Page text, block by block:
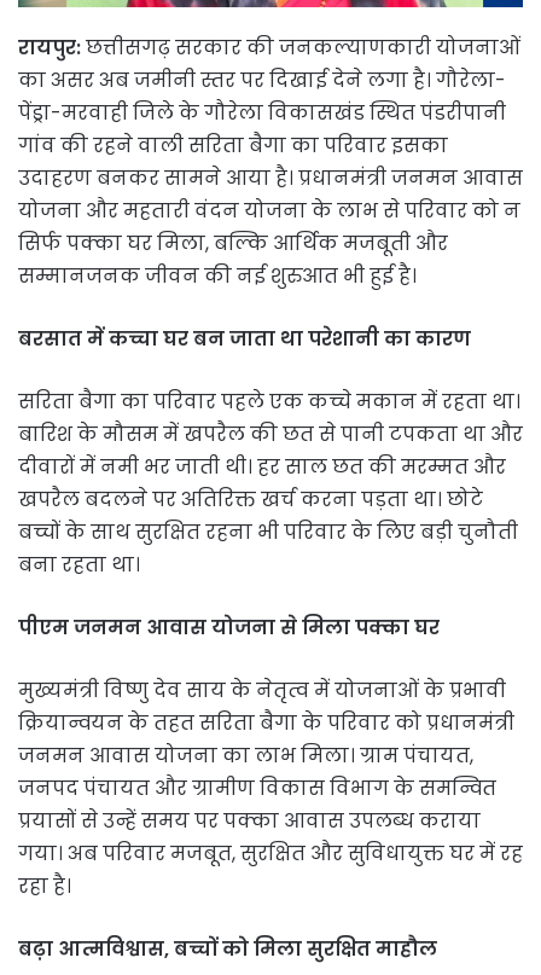
रायपुर:छत्तीसगढ़ सरकार की जनकल्याणकारी योजनाओं
का असर अब जमीनी स्तर पर दिखाई देने लगा है। गौरेला-
पेंड्रा-मरवाही जिले के गौरेला विकासखंड स्थित पंडरीपानी
गांव की रहने वाली सरिता बैगा का परिवार इसका
उदाहरण बनकर सामने आया है। प्रधानमंत्री जनमन आवास
योजना और महतारी वंदन योजना के लाभ से परिवार को न
सिर्फ पक्का घर मिला, बल्कि आर्थिक मजबूती और
सम्मानजनक जीवन की नई शुरुआत भी हुई है।
बरसात में कच्चा घर बन जाता था परेशानी का कारण
सरिता बैगा का परिवार पहले एक कच्चे मकान में रहता था।
बारिश के मौसम में खपरैल की छत से पानी टपकता था और
दीवारों में नमी भर जाती थी। हर साल छत की मरम्मत और
खपरैल बदलने पर अतिरिक्त खर्च करना पड़ता था। छोटे
बच्चों के साथ सुरक्षित रहना भी परिवार के लिए बड़ी चुनौती
बना रहता था।
पीएम जनमन आवास योजना से मिला पक्का घर
मुख्यमंत्री विष्णु देव साय के नेतृत्व में योजनाओं के प्रभावी
क्रियान्वयन के तहत सरिता बैगा के परिवार को प्रधानमंत्री
जनमन आवास योजना का लाभ मिला। ग्राम पंचायत,
जनपद पंचायत और ग्रामीण विकास विभाग के समन्वित
प्रयासों से उन्हें समय पर पक्का आवास उपलब्ध कराया
गया। अब परिवार मजबूत, सुरक्षित और सुविधायुक्त घर में रह
रहा है।
बढ़ा आत्मविश्वास, बच्चों को मिला सुरक्षित माहौल